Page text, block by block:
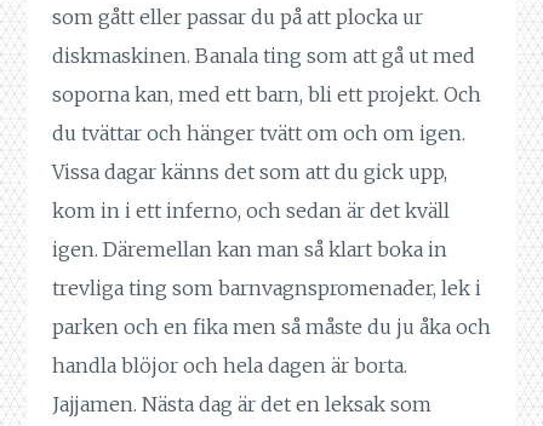
som gått eller passar du på att plocka ur
diskmaskinen. Banala ting som att gå ut med
soporna kan, med ett barn, bli ett projekt. Och
du tvättar och hänger tvätt om och om igen.
Vissa dagar känns det som att du gick upp,
kom in i ett inferno, och sedan är det kväll
igen. Däremellan kan man så klart boka in
trevliga ting som barnvagnspromenader, lek i
parken och en fika men så måste du ju åka och
handla blöjor och hela dagen är borta.
Jajjamen. Nästa dag är det en leksak som